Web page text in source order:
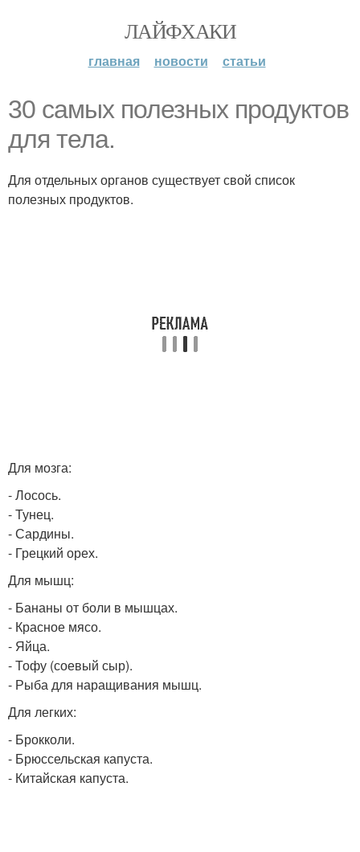
ЛАЙФХАКИ
главная новости статьи
30 самых полезных продуктов
для тела.
Для отдельных органов существует свой список
полезных продуктов.
Для мозга:
- Лосось.
- Тунец.
- Сардины.
- Грецкий орех.
Для мышц:
- Бананы от боли в мышцах.
- Красное мясо.
- Яйца.
- Тофу (соевый сыр).
- Рыба для наращивания мышц.
Для легких:
- Брокколи.
- Брюссельская капуста.
- Китайская капуста.